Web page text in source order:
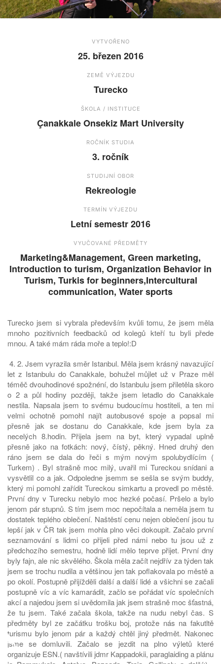
VYTVOŘENO
25. březen 2016
ZEMĚ VÝJEZDU
Turecko
ŠKOLA / INSTITUCE
Çanakkale Onsekiz Mart University
ROČNÍK STUDIA
3. ročník
STUDIJNÍ OBOR
Rekreologie
TERMÍN VÝJEZDU
Letní semestr 2016
VYUČOVANÉ PŘEDMĚTY
Marketing&Management, Green marketing,
Introduction to turism, Organization Behavior in
Turism, Turkis for beginners,Intercultural
communication, Water sports
Turecko jsem si vybrala především kvůli tomu, že jsem měla
mnoho pozitivních feedbacků od kolegů kteří tu byli přede
mnou. A také mám ráda moře a teplo!:D
4. 2. Jsem vyrazila směr Istanbul. Měla jsem krásný navazující
let z Istanbulu do Canakkale, bohužel můjlet už v Praze měl
téměč dvouhodinové spožnéní, do Istanbulu jsem přiletěla skoro
o 2 a půl hodiny později, takže jsem letadlo do Canakkale
nestila. Napsala jsem to svému budoucímu hostiteli, a ten mi
velmi ochotně pomohl najít autobusové spoje a popsal mi
přesně jak se dostanu do Canakkale, kde jsem byla za
necelých 8.hodin. Přijela jsem na byt, který vypadal uplně
přesně jako na fotkách: nový, čístý, pěkný. Hned druhý den
ráno jsem se dala do řeči s mým novým spolubydlícím (
Turkem) . Byl strašně moc milý, uvařil mi Tureckou snídani a
vysvětlil co a jak. Odpoledne jsemm se sešla se svým buddy,
který mi pomohl zařídit Tureckou simkartu a provedl po městě.
První dny v Turecku nebylo moc hezké počasí. Pršelo a bylo
jenom pár stupnů. S tím jsem moc nepočítala a neměla jsem tu
dostatek teplého oblečení. Naštěstí cenu nejen oblečení jsou tu
lepší jak v ČR tak jsem mohla plno věci dokoupit. Začalo první
seznamování s lidmi co přijeli před námi nebo tu jsou už z
předchozího semestru, hodně lidí mělo teprve přijet. První dny
byly fajn, ale nic skvělého. Škola měla začít nejdřív za týden tak
jsem se trochu nudila a většinou jen tak poflakovala po městě a
po okolí. Postupně přijížděli další a další lidé a všichni se začali
postupně víc a víc kamarádit, začlo se pořádat víc společních
akcí a najedou jsem si uvědomila jak jsem strašně moc šťastná,
že tu jsem. Také začala škola, takže na nudu nebyl čas. S
předměty byl ze začátku trošku boj, protože nás na fakutltě
turismu bylo jenom pár a každý chtěl jiný předmět. Nakonec
jsme se domluvili. Začalo se jezdit na plno výletů které
organizuje ESN.( navštívili jdmr Kappadokii, paraglaiding a plánu